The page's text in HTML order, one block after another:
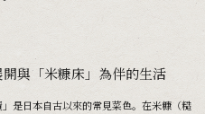
與「米糠床」為伴的生活
」是日本自古以來的常見菜色。在米糠（糙